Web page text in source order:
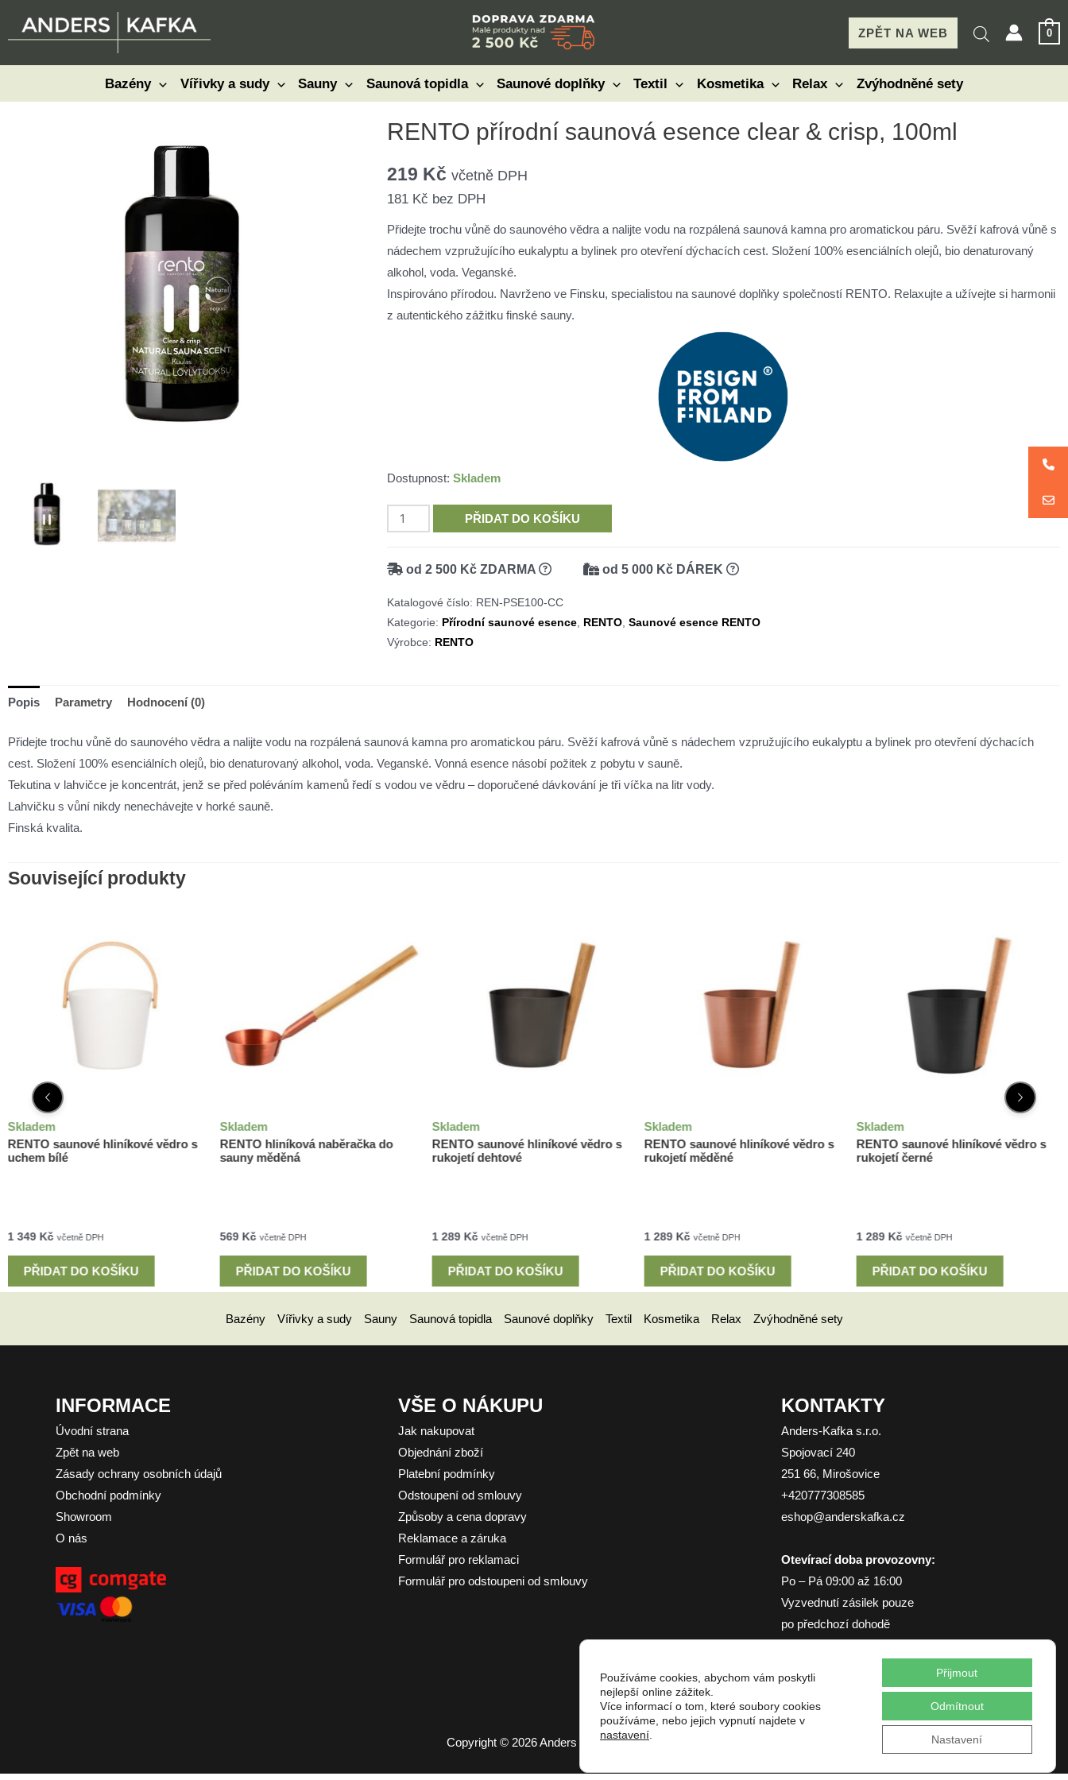
ZPĚT NA WEB 0
Bazény Vířivky a sudy Sauny Saunová topidla Saunové doplňky Textil Kosmetika Relax Zvýhodněné sety
RENTO přírodní saunová esence clear & crisp, 100ml
219 Kč včetně DPH
181 Kč bez DPH
Přidejte trochu vůně do saunového vědra a nalijte vodu na rozpálená saunová kamna pro aromatickou páru. Svěží kafrová vůně s
nádechem vzpružujícího eukalyptu a bylinek pro otevření dýchacích cest. Složení 100% esenciálních olejů, bio denaturovaný
alkohol, voda. Veganské.
Inspirováno přírodou. Navrženo ve Finsku, specialistou na saunové doplňky společností RENTO. Relaxujte a užívejte si harmonii
z autentického zážitku finské sauny.
Dostupnost: Skladem
RENTO
přírodní
esence
clear
&
crisp,
PŘIDAT DO KOŠÍKU
od 2 500 Kč ZDARMA od 5 000 Kč DÁREK
Katalogové číslo: REN-PSE100-CC
Kategorie: Přírodní saunové esence, RENTO, Saunové esence RENTO
Výrobce: RENTO
Popis Parametry Hodnocení (0)
Přidejte trochu vůně do saunového vědra a nalijte vodu na rozpálená saunová kamna pro aromatickou páru. Svěží kafrová vůně s nádechem vzpružujícího eukalyptu a bylinek pro otevření dýchacích
cest. Složení 100% esenciálních olejů, bio denaturovaný alkohol, voda. Veganské. Vonná esence násobí požitek z pobytu v sauně.
Tekutina v lahvičce je koncentrát, jenž se před poléváním kamenů ředí s vodou ve vědru – doporučené dávkování je tři víčka na litr vody.
Lahvičku s vůní nikdy nenechávejte v horké sauně.
Finská kvalita.
Související produkty
Skladem
RENTO saunové hliníkové vědro s
uchem bílé
1 349 Kč včetně DPH
PŘIDAT DO KOŠÍKU
Skladem
RENTO hliníková naběračka do
sauny měděná
569 Kč včetně DPH
PŘIDAT DO KOŠÍKU
Skladem
RENTO saunové hliníkové vědro s
rukojetí dehtové
1 289 Kč včetně DPH
PŘIDAT DO KOŠÍKU
Skladem
RENTO saunové hliníkové vědro s
rukojetí měděné
1 289 Kč včetně DPH
PŘIDAT DO KOŠÍKU
Skladem
RENTO saunové hliníkové vědro s
rukojetí černé
1 289 Kč včetně DPH
PŘIDAT DO KOŠÍKU
Bazény Vířivky a sudy Sauny Saunová topidla Saunové doplňky Textil Kosmetika Relax Zvýhodněné sety
INFORMACE
Úvodní strana
Zpět na web
Zásady ochrany osobních údajů
Obchodní podmínky
Showroom
O nás
VŠE O NÁKUPU
Jak nakupovat
Objednání zboží
Platební podmínky
Odstoupení od smlouvy
Způsoby a cena dopravy
Reklamace a záruka
Formulář pro reklamaci
Formulář pro odstoupeni od smlouvy
KONTAKTY
Anders-Kafka s.r.o.
Spojovací 240
251 66, Mirošovice
+420777308585
eshop@anderskafka.cz
Otevírací doba provozovny:
Po – Pá 09:00 až 16:00
Vyzvednutí zásilek pouze
po předchozí dohodě
Copyright © 2026 Anders & Kafka
Používáme cookies, abychom vám poskytli
nejlepší online zážitek.
Více informací o tom, které soubory cookies
používáme, nebo jejich vypnutí najdete v
nastavení
Přijmout
Odmítnout
Nastavení